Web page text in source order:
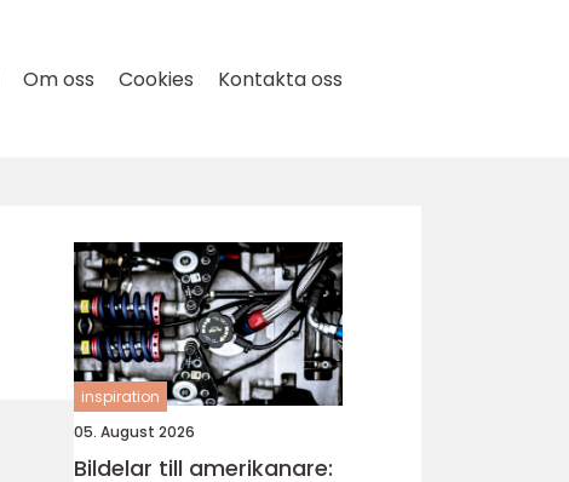
Om oss Cookies Kontakta oss
inspiration
05. August 2026
Bildelar till amerikanare: